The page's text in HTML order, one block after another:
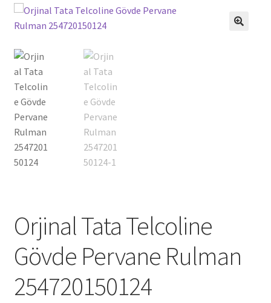
Orjinal Tata Telcoline
Gövde Pervane Rulman
254720150124